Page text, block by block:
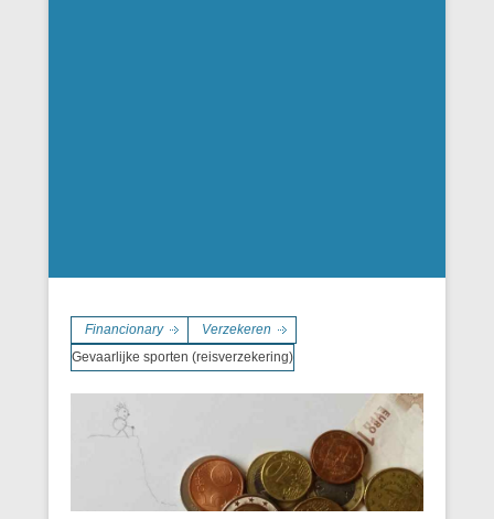
Financionary
Verzekeren
Gevaarlijke sporten (reisverzekering)